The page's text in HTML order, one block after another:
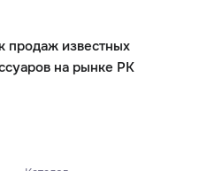
продаж известных
на рынке РК